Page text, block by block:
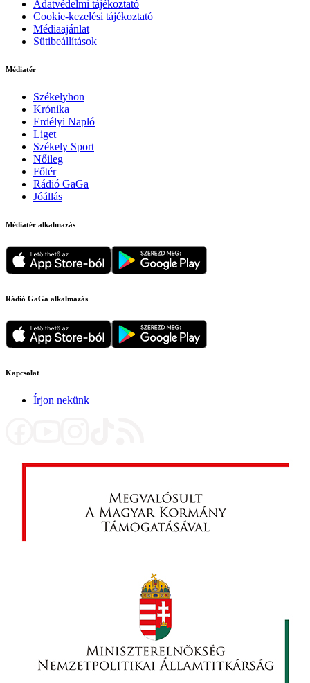
Adatvédelmi tájékoztató
Cookie-kezelési tájékoztató
Médiaajánlat
Sütibeállítások
Médiatér
Székelyhon
Krónika
Erdélyi Napló
Liget
Székely Sport
Nőileg
Főtér
Rádió GaGa
Jóállás
Médiatér alkalmazás
Rádió GaGa alkalmazás
Kapcsolat
Írjon nekünk